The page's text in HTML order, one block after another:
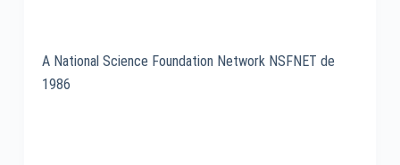
A National Science Foundation Network NSFNET de
1986